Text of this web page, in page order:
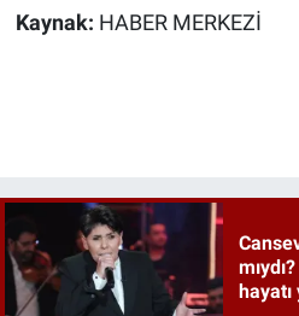
Kaynak: HABER MERKEZİ